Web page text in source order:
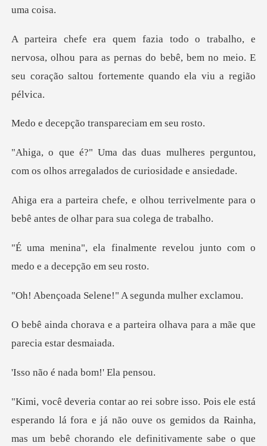
sa, olhou para as pernas do bebê, bem no meio. E
seu cor
o transparecia
heres perguntou,
com os olhos arre
terrivelmente para o
bebê antes de
nte revelou junto com o
med
lene!" A segunda
rteira olhava para a mãe qu
nada bom!'
já não ouve os gemidos da Rainha,
mas um bebê chorando ele definitivamente sab